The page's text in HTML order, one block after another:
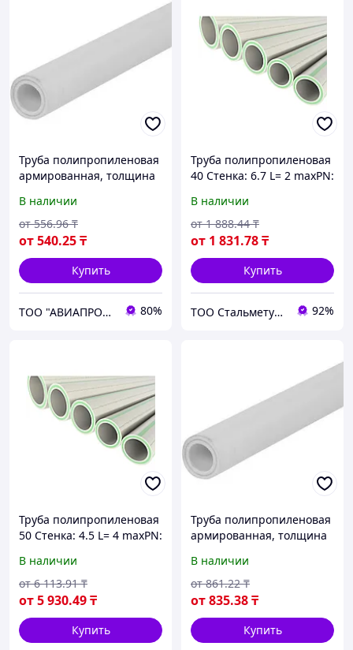
Труба полипропиленовая
армированная, толщина
110 мм, длина 500 мм
В наличии
от540.25₸
от 556.96 ₸
Купить
ТОО "АВИАПРОМСТАЛЬ" 80%
Труба полипропиленовая
40 Стенка: 6.7 L= 2 maxPN:
В наличии
от 1 831.78₸
от 1 888.44 ₸
Купить
ТОО Стальметурал 92%
Труба полипропиленовая
50 Стенка: 4.5 L= 4 maxPN:
В наличии
от5 930.49₸
от 6 113.91 ₸
Купить
Труба полипропиленовая
армированная, толщина
110 мм, длина 1000 мм
В наличии
от835.38₸
от 861.22 ₸
Купить